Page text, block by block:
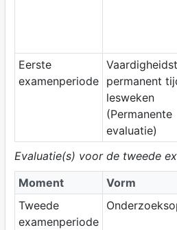
Eerste
examenperiode
permanent
lesweken
(Permanente
evaluatie)
Evaluatie(s) voor de tweede
Moment
Vorm
Tweede
examenperiode